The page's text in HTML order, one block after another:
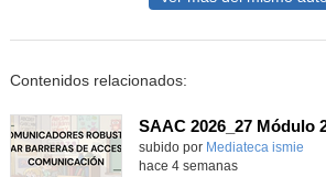
Contenidos relacionados:
SAAC 2026_27 Módulo
subido por Mediateca ismie
hace 4 semanas